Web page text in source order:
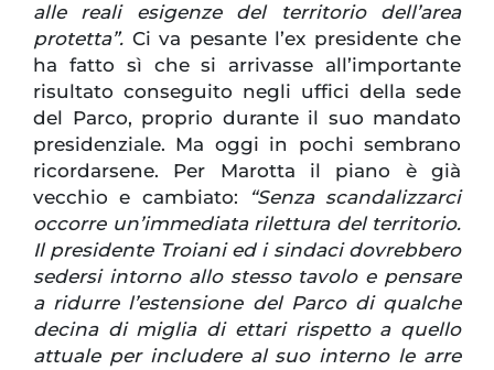
alle reali esigenze del territorio dell’area
protetta”. Ci va pesante l’ex presidente che
ha fatto sì che si arrivasse all’importante
risultato conseguito negli uffici della sede
del Parco, proprio durante il suo mandato
presidenziale. Ma oggi in pochi sembrano
ricordarsene. Per Marotta il piano è già
vecchio e cambiato:
“Senza scandalizzarci
occorre un’immediata rilettura del territorio.
Il presidente Troiani ed i sindaci dovrebbero
sedersi intorno allo stesso tavolo e pensare
a ridurre l’estensione del Parco di qualche
decina di miglia di ettari rispetto a quello
attuale per includere al suo interno le arre